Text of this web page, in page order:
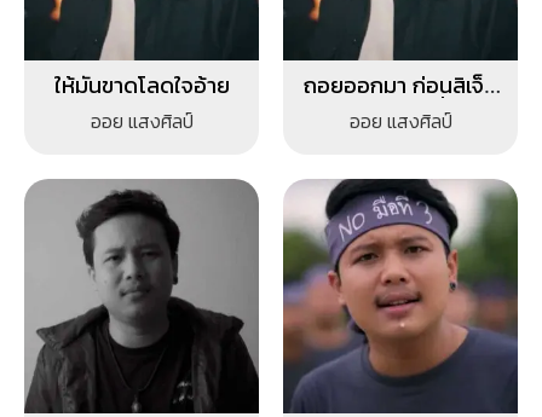
ให้มันขาดโลดใจอ้าย
ออย แสงศิลป์
ถอยออกมา ก่อนสิเจ็บ
ไปคักกว่านี้
ออย แสงศิลป์